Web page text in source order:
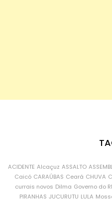
ACIDENTE Alcaçuz ASSALTO
Caicó CARAÚBAS Ceará CHUVA
currais novos Dilma Governo do
PIRANHAS JUCURUTU LULA